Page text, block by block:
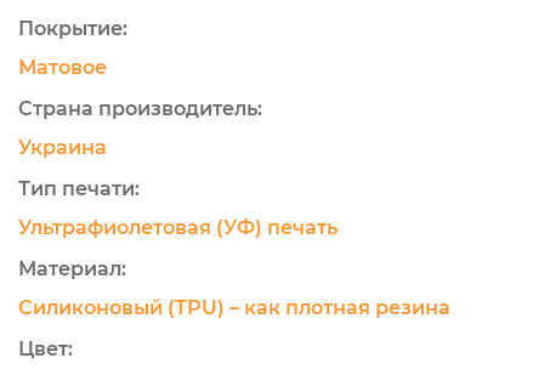
Покрытие:
Матовое
Страна производитель:
Украина
Тип печати:
Ультрафиолетовая (УФ) печать
Материал:
Силиконовый (TPU) – как плотная резина
Цвет: